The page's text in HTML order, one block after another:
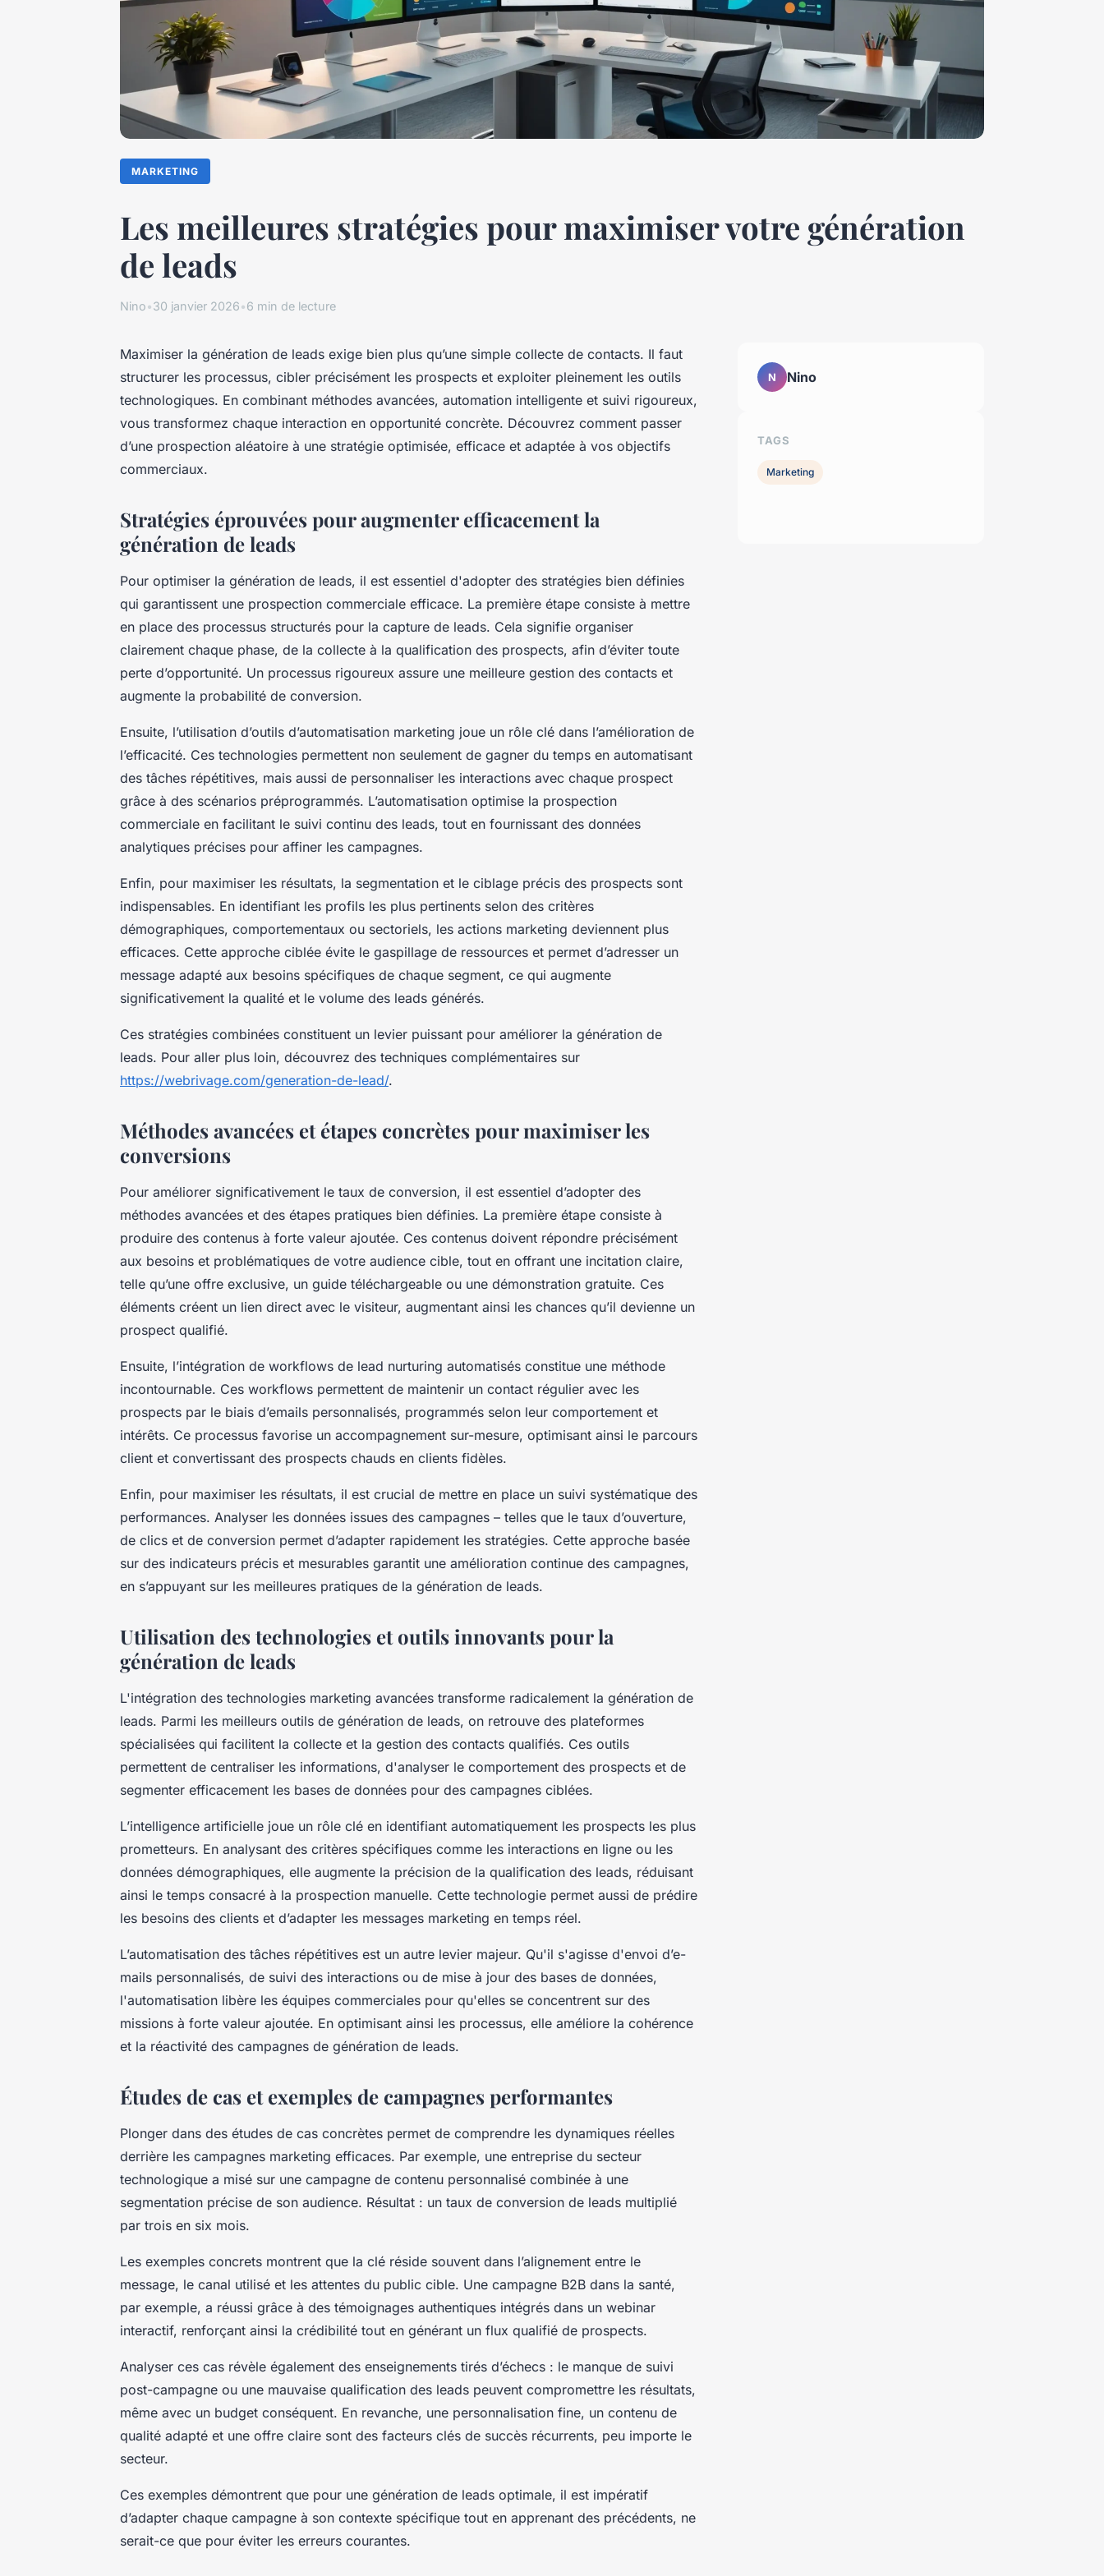
MARKETING
Les meilleures stratégies pour maximiser votre génération
de leads
Nino•30 janvier 2026•6 min de lecture
Maximiser la génération de leads exige bien plus qu’une simple collecte de contacts. Il faut
structurer les processus, cibler précisément les prospects et exploiter pleinement les outils
technologiques. En combinant méthodes avancées, automation intelligente et suivi rigoureux,
vous transformez chaque interaction en opportunité concrète. Découvrez comment passer
d’une prospection aléatoire à une stratégie optimisée, efficace et adaptée à vos objectifs
commerciaux.
Stratégies éprouvées pour augmenter efficacement la
génération de leads
Pour optimiser la génération de leads, il est essentiel d'adopter des stratégies bien définies
qui garantissent une prospection commerciale efficace. La première étape consiste à mettre
en place des processus structurés pour la capture de leads. Cela signifie organiser
clairement chaque phase, de la collecte à la qualification des prospects, afin d’éviter toute
perte d’opportunité. Un processus rigoureux assure une meilleure gestion des contacts et
augmente la probabilité de conversion.
Ensuite, l’utilisation d’outils d’automatisation marketing joue un rôle clé dans l’amélioration de
l’efficacité. Ces technologies permettent non seulement de gagner du temps en automatisant
des tâches répétitives, mais aussi de personnaliser les interactions avec chaque prospect
grâce à des scénarios préprogrammés. L’automatisation optimise la prospection
commerciale en facilitant le suivi continu des leads, tout en fournissant des données
analytiques précises pour affiner les campagnes.
Enfin, pour maximiser les résultats, la segmentation et le ciblage précis des prospects sont
indispensables. En identifiant les profils les plus pertinents selon des critères
démographiques, comportementaux ou sectoriels, les actions marketing deviennent plus
efficaces. Cette approche ciblée évite le gaspillage de ressources et permet d’adresser un
message adapté aux besoins spécifiques de chaque segment, ce qui augmente
significativement la qualité et le volume des leads générés.
Ces stratégies combinées constituent un levier puissant pour améliorer la génération de
leads. Pour aller plus loin, découvrez des techniques complémentaires sur
https://webrivage.com/generation-de-lead/.
Méthodes avancées et étapes concrètes pour maximiser les
conversions
Pour améliorer significativement le taux de conversion, il est essentiel d’adopter des
méthodes avancées et des étapes pratiques bien définies. La première étape consiste à
produire des contenus à forte valeur ajoutée. Ces contenus doivent répondre précisément
aux besoins et problématiques de votre audience cible, tout en offrant une incitation claire,
telle qu’une offre exclusive, un guide téléchargeable ou une démonstration gratuite. Ces
éléments créent un lien direct avec le visiteur, augmentant ainsi les chances qu’il devienne un
prospect qualifié.
Ensuite, l’intégration de workflows de lead nurturing automatisés constitue une méthode
incontournable. Ces workflows permettent de maintenir un contact régulier avec les
prospects par le biais d’emails personnalisés, programmés selon leur comportement et
intérêts. Ce processus favorise un accompagnement sur-mesure, optimisant ainsi le parcours
client et convertissant des prospects chauds en clients fidèles.
Enfin, pour maximiser les résultats, il est crucial de mettre en place un suivi systématique des
performances. Analyser les données issues des campagnes – telles que le taux d’ouverture,
de clics et de conversion permet d’adapter rapidement les stratégies. Cette approche basée
sur des indicateurs précis et mesurables garantit une amélioration continue des campagnes,
en s’appuyant sur les meilleures pratiques de la génération de leads.
Utilisation des technologies et outils innovants pour la
génération de leads
L'intégration des technologies marketing avancées transforme radicalement la génération de
leads. Parmi les meilleurs outils de génération de leads, on retrouve des plateformes
spécialisées qui facilitent la collecte et la gestion des contacts qualifiés. Ces outils
permettent de centraliser les informations, d'analyser le comportement des prospects et de
segmenter efficacement les bases de données pour des campagnes ciblées.
L’intelligence artificielle joue un rôle clé en identifiant automatiquement les prospects les plus
prometteurs. En analysant des critères spécifiques comme les interactions en ligne ou les
données démographiques, elle augmente la précision de la qualification des leads, réduisant
ainsi le temps consacré à la prospection manuelle. Cette technologie permet aussi de prédire
les besoins des clients et d’adapter les messages marketing en temps réel.
L’automatisation des tâches répétitives est un autre levier majeur. Qu'il s'agisse d'envoi d’e-
mails personnalisés, de suivi des interactions ou de mise à jour des bases de données,
l'automatisation libère les équipes commerciales pour qu'elles se concentrent sur des
missions à forte valeur ajoutée. En optimisant ainsi les processus, elle améliore la cohérence
et la réactivité des campagnes de génération de leads.
Études de cas et exemples de campagnes performantes
Plonger dans des études de cas concrètes permet de comprendre les dynamiques réelles
derrière les campagnes marketing efficaces. Par exemple, une entreprise du secteur
technologique a misé sur une campagne de contenu personnalisé combinée à une
segmentation précise de son audience. Résultat : un taux de conversion de leads multiplié
par trois en six mois.
Les exemples concrets montrent que la clé réside souvent dans l’alignement entre le
message, le canal utilisé et les attentes du public cible. Une campagne B2B dans la santé,
par exemple, a réussi grâce à des témoignages authentiques intégrés dans un webinar
interactif, renforçant ainsi la crédibilité tout en générant un flux qualifié de prospects.
Analyser ces cas révèle également des enseignements tirés d’échecs : le manque de suivi
post-campagne ou une mauvaise qualification des leads peuvent compromettre les résultats,
même avec un budget conséquent. En revanche, une personnalisation fine, un contenu de
qualité adapté et une offre claire sont des facteurs clés de succès récurrents, peu importe le
secteur.
Ces exemples démontrent que pour une génération de leads optimale, il est impératif
d’adapter chaque campagne à son contexte spécifique tout en apprenant des précédents, ne
serait-ce que pour éviter les erreurs courantes.
N Nino
TAGS
Marketing